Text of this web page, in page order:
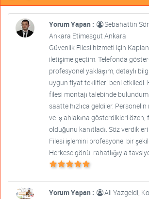
Yorum Yapan :
Sebahattin
Ankara Etimesgut Ankara
Güvenlik Filesi hizmeti için
iletişime geçtim. Telefonda
profesyonel yaklaşım, detaylı
uygun fiyat teklifleri beni etkiledi.
filesi montajı talebinde
saatte hızlıca geldiler.
ve iş ahlakına gösterdikleri özen,
olduğunu kanıtladı. Söz
Filesi işlemini profesyonel bir
Herkese gönül rahatlığıyla
Yorum Yapan : Ali Yazgeldi,